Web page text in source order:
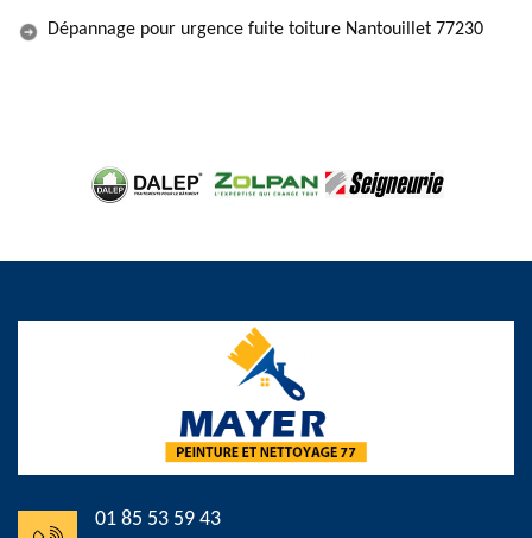
Dépannage pour urgence fuite toiture Nantouillet 77230
01 85 53 59 43